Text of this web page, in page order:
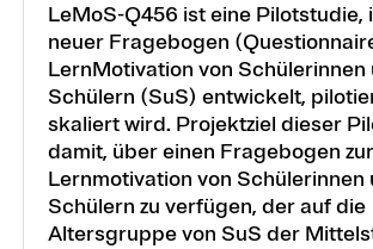
LeMoS-Q456 ist eine Pilotstudie,
neuer Fragebogen
LernMotivation von Schülerinnen
Schülern (SuS) entwickelt,
skaliert wird. Projektziel dieser
damit, über einen Fragebogen zur
Lernmotivation von Schülerinnen
Schülern zu verfügen, der auf die
Altersgruppe von SuS der